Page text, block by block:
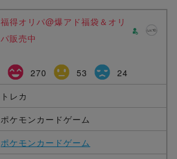
福得オリパ@爆アド福袋＆オリ
パ販売中
270 53
24
トレカ
ポケモンカードゲーム
ポケモンカードゲーム